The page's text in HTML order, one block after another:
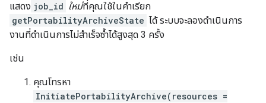
แสดง job_id ใหม่ที่คุณใช้ในคําเรียก
getPortabilityArchiveState ได้ ระบบจะลองดำเนินการ
งานที่ดำเนินการไม่สำเร็จซ้ำได้สูงสุด 3 ครั้ง
เช่น
คุณโทรหา
InitiatePortabilityArchive(resources =